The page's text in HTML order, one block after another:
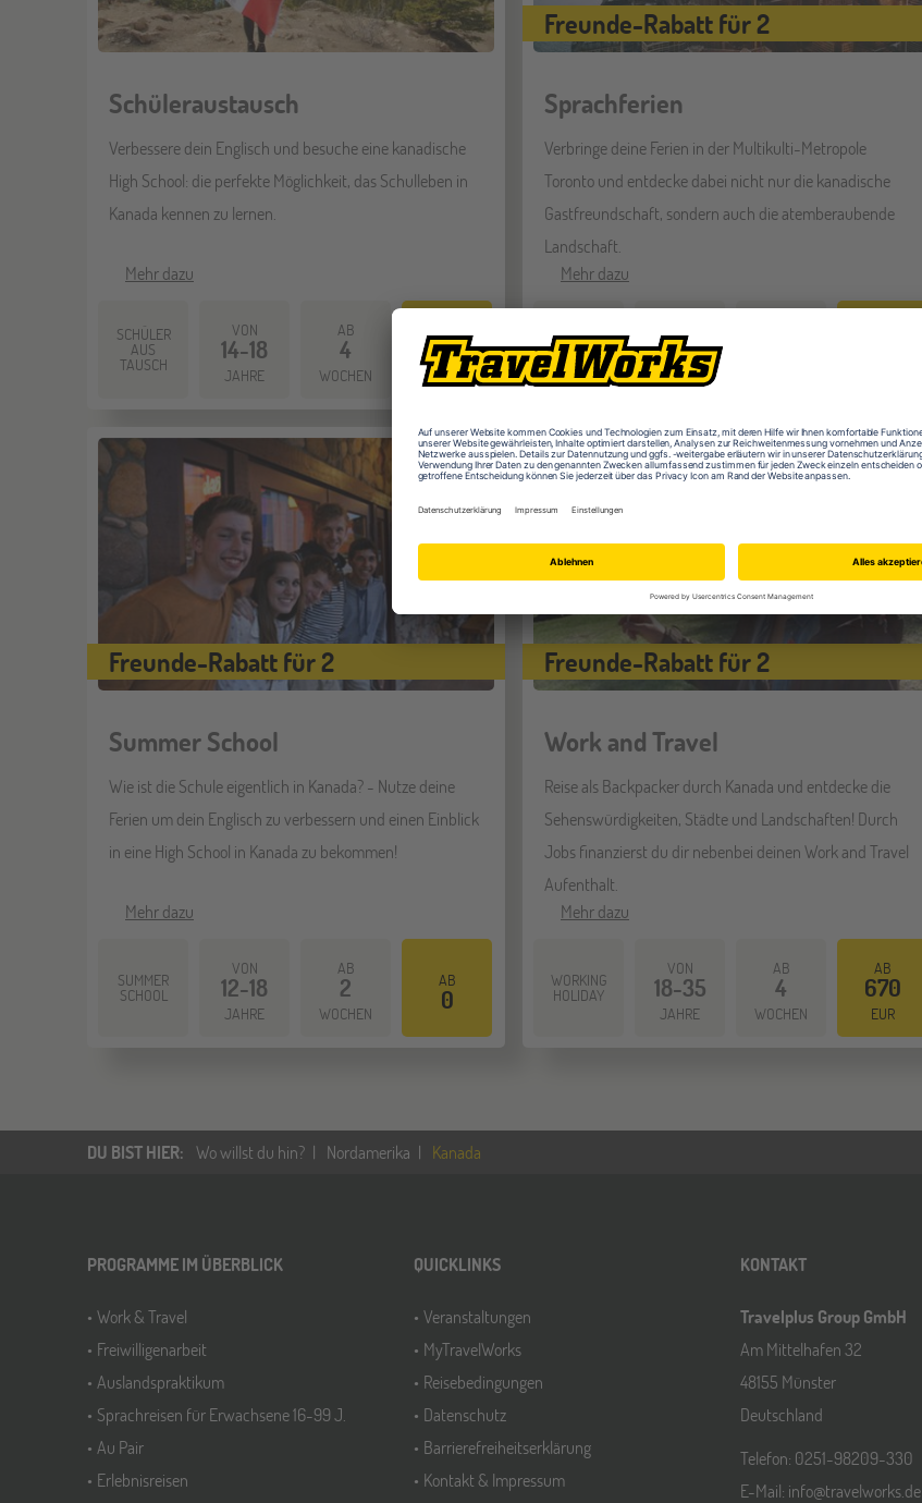
Schüleraustausch
Verbessere dein Englisch und besuche eine kanadische
High School: die perfekte Möglichkeit, das Schulleben in
Kanada kennen zu lernen.
Mehr dazu
SCHÜLER
AUS
TAUSCH
VON
14-18
JAHRE
AB
4
WOCHEN
4.500
EUR
Freunde-Rabatt für 2
Sprachferien
Verbringe deine Ferien in der Multikulti-Metropole
Toronto und entdecke dabei nicht nur die kanadische
Gastfreundschaft, sondern auch die atemberaubende
Landschaft.
Mehr dazu
SCHÜLER
SPRACH
REISEN
7-18
JAHRE
Freunde-Rabatt für 2
Summer School
Wie ist die Schule eigentlich in Kanada? - Nutze deine
Ferien um dein Englisch zu verbessern und einen Einblick
in eine High School in Kanada zu bekommen!
Mehr dazu
SUMMER
SCHOOL
VON
12-18
JAHRE
AB
2
WOCHEN
AB
0
Freunde-Rabatt für 2
Work and Travel
Reise als Backpacker durch Kanada und entdecke die
Sehenswürdigkeiten, Städte und Landschaften! Durch
Jobs finanzierst du dir nebenbei deinen Work and Travel
Aufenthalt.
Mehr dazu
WORKING
HOLIDAY
VON
18-35
JAHRE
AB
4
WOCHEN
AB
670
EUR
DU BIST HIER: Wo willst du hin? Nordamerika Kanada
PROGRAMME IM ÜBERBLICK
Work & Travel
Freiwilligenarbeit
Auslandspraktikum
Sprachreisen für Erwachsene 16-99 J.
Au Pair
Erlebnisreisen
QUICKLINKS
Veranstaltungen
MyTravelWorks
Reisebedingungen
Datenschutz
Barrierefreiheitserklärung
Kontakt & Impressum
KONTAKT
Travelplus Group GmbH
Am Mittelhafen 32
48155 Münster
Deutschland
Telefon: 0251-98209-330
E-Mail: info@travelworks.de